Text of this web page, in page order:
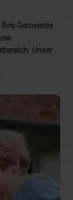
Gemeinde
Unser